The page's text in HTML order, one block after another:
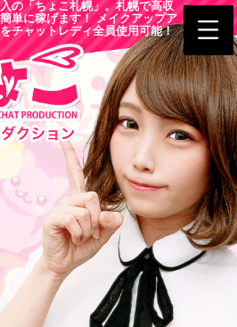
の「ちょこ札幌」。札幌で高収
単に稼げます！ メイクアップア
チャットレディ全員使用可能！